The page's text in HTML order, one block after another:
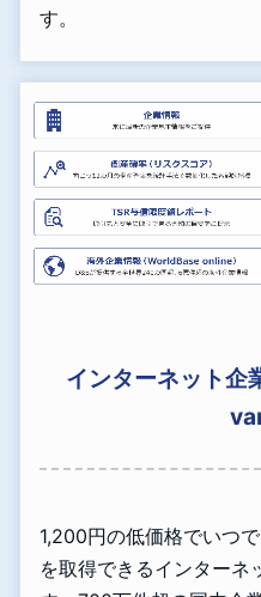
す。
インターネット
1,200円の低価格でいつ
を取得できるインターネ